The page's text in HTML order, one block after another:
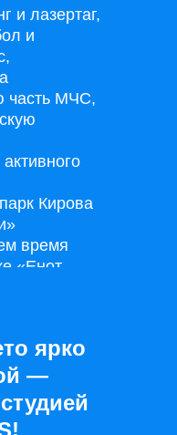
и лазертаг,
и
часть МЧС,
Кирова
время
«Енот-
ярко
—